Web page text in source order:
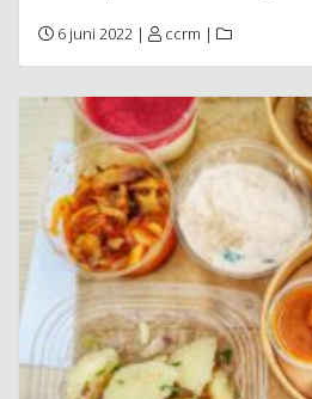
6 juni 2022 | ccrm |